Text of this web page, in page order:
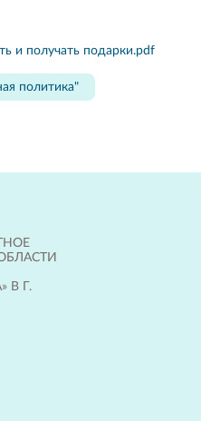
и получать подарки.pdf
политика"
В Г.